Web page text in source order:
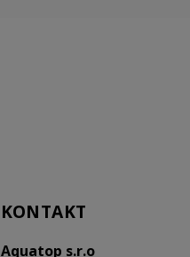
KONTAKT
Aquatop s.r.o